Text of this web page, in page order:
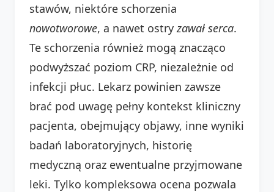
stawów, niektóre schorzenia
nowotworowe, a nawet ostry zawał serca.
Te schorzenia również mogą znacząco
podwyższać poziom CRP, niezależnie od
infekcji płuc. Lekarz powinien zawsze
brać pod uwagę pełny kontekst kliniczny
pacjenta, obejmujący objawy, inne wyniki
badań laboratoryjnych, historię
medyczną oraz ewentualne przyjmowane
leki. Tylko kompleksowa ocena pozwala